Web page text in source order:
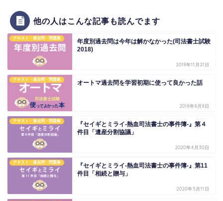
他の人はこんな記事も読んでます
テキスト・過去問・問題集
年度別過去問は今年は解かなかった(司法書士試験
2018)
2018年11月21日
テキスト・過去問・問題集 オートマ過去問を学習初期に使って良かった話
2018年8月8日
テキスト・過去問・問題集
『セイギとミライ-熱血司法書士の事件簿-』第４
件目「遺産分割協議」
2020年4月30日
テキスト・過去問・問題集
『セイギとミライ-熱血司法書士の事件簿-』第11
件目「相続と贈与」
2020年5月11日